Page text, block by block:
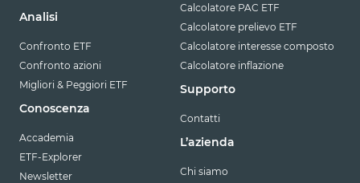
Analisi
Confronto ETF
Confronto azioni
Migliori & Peggiori ETF
Conoscenza
Accademia
ETF-Explorer
Newsletter
Calcolatore PAC ETF
Calcolatore prelievo ETF
Calcolatore interesse composto
Calcolatore inflazione
Supporto
Contatti
L’azienda
Chi siamo